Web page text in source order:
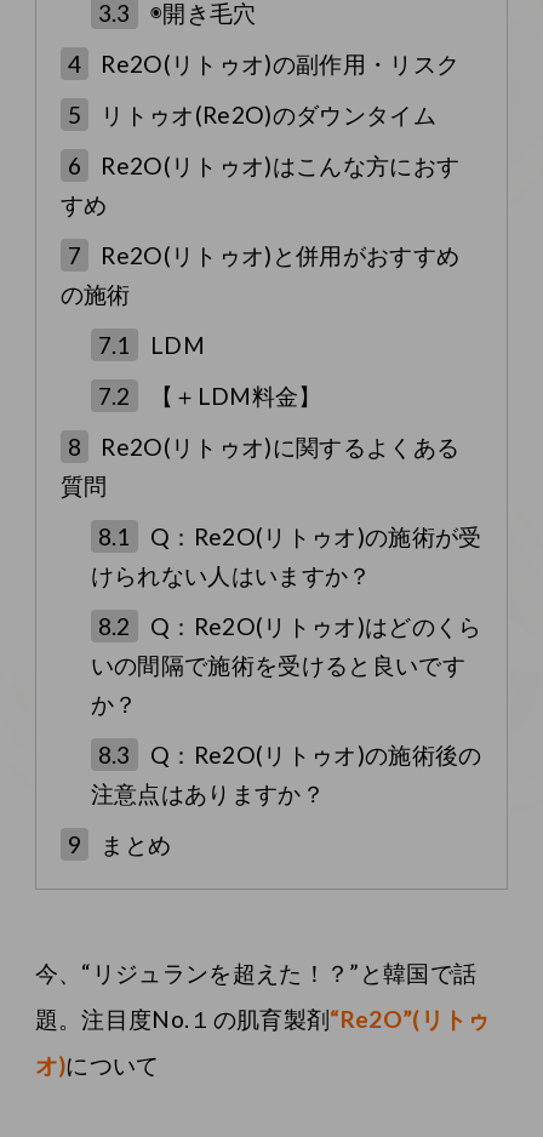
3.3
◉開き毛穴
4
Re2O(リトゥオ)の副作用・リスク
5
リトゥオ(Re2O)のダウンタイム
6
Re2O(リトゥオ)はこんな方におす
すめ
7
Re2O(リトゥオ)と併用がおすすめ
の施術
7.1
LDM
7.2
【＋LDM料金】
8
Re2O(リトゥオ)に関するよくある
質問
8.1
Q：Re2O(リトゥオ)の施術が受
けられない人はいますか？
8.2
Q：Re2O(リトゥオ)はどのくら
いの間隔で施術を受けると良いです
か？
8.3
Q：Re2O(リトゥオ)の施術後の
注意点はありますか？
9
まとめ
今、“リジュランを超えた！？”と韓国で話
題。注目度No.１の肌育製剤“Re2O”(リトゥ
オ)について